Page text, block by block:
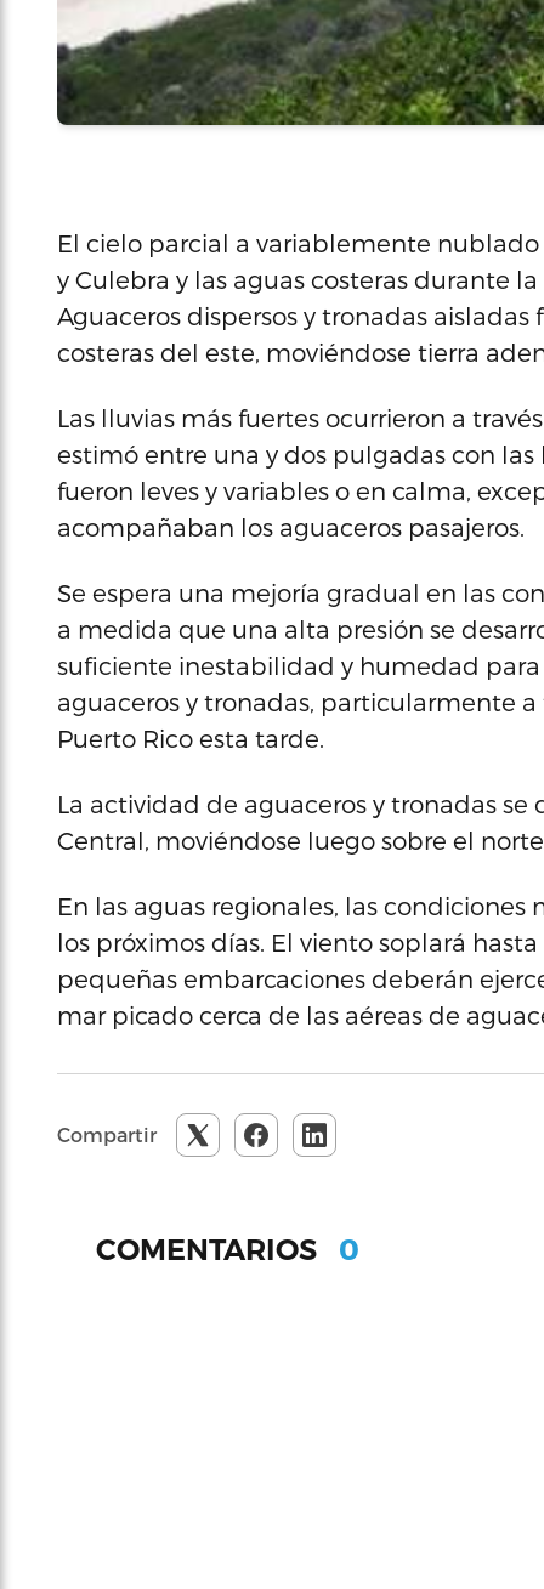
El cielo parcial a variablemente
y Culebra y las aguas costeras durante
Aguaceros dispersos y tronadas
costeras del este, moviéndose tierra
Las lluvias más fuertes ocurrieron a
estimó entre una y dos pulgadas con las
fueron leves y variables o en calma,
acompañaban los aguaceros pasajeros.
Se espera una mejoría gradual en las
a medida que una alta presión se
suficiente inestabilidad y humedad
aguaceros y tronadas, particularmente
Puerto Rico esta tarde.
La actividad de aguaceros y tronadas
Central, moviéndose luego sobre el
En las aguas regionales, las
los próximos días. El viento soplará
pequeñas embarcaciones deberán
mar picado cerca de las aéreas de
Compartir
COMENTARIOS 0